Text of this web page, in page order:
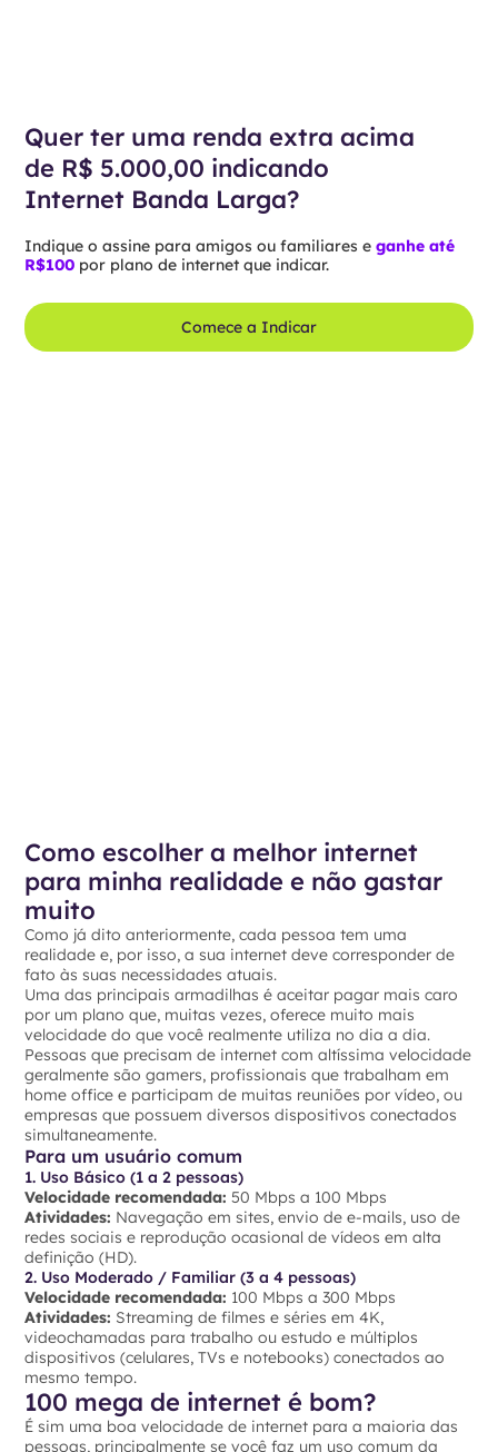
Quer ter uma renda extra acima
de R$ 5.000,00 indicando
Internet Banda Larga?
Indique o assine para amigos ou familiares eganhe até
R$100 por plano de internet que indicar.
Comece a Indicar
Como escolher a melhor internet
para minha realidade e não gastar
muito
Como já dito anteriormente, cada pessoa tem uma
realidade e, por isso, a sua internet deve corresponder de
fato às suas necessidades atuais.
Uma das principais armadilhas é aceitar pagar mais caro
por um plano que, muitas vezes, oferece muito mais
velocidade do que você realmente utiliza no dia a dia.
Pessoas que precisam de internet com altíssima velocidade
geralmente são gamers, profissionais que trabalham em
home office e participam de muitas reuniões por vídeo, ou
empresas que possuem diversos dispositivos conectados
simultaneamente.
Para um usuário comum
1. Uso Básico (1 a 2 pessoas)
Velocidade recomendada: 50 Mbps a 100 Mbps
Atividades: Navegação em sites, envio de e-mails, uso de
redes sociais e reprodução ocasional de vídeos em alta
definição (HD).
2. Uso Moderado / Familiar (3 a 4 pessoas)
Velocidade recomendada: 100 Mbps a 300 Mbps
Atividades: Streaming de filmes e séries em 4K,
videochamadas para trabalho ou estudo e múltiplos
dispositivos (celulares, TVs e notebooks) conectados ao
mesmo tempo.
100 mega de internet é bom?
É sim uma boa velocidade de internet para a maioria das
pessoas, principalmente se você faz um uso comum da